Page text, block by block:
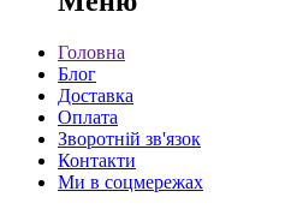
Головна
Блог
Доставка
Оплата
Зворотній зв'язок
Контакти
Ми в соцмережах